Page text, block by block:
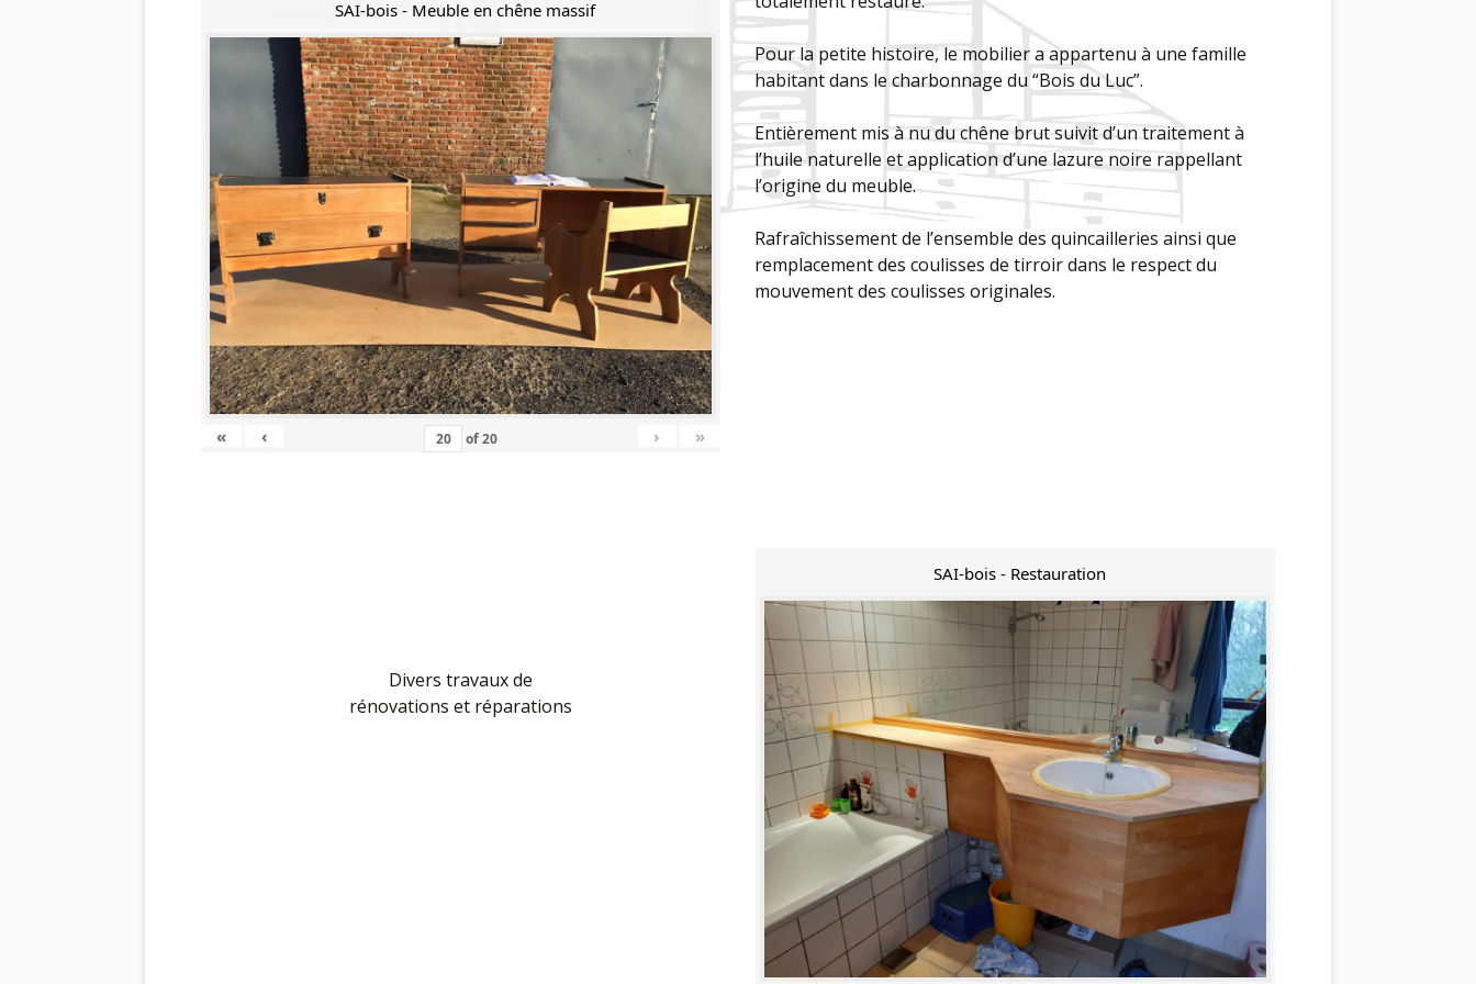
SAI-bois - Meuble en chêne massif
« ‹ of20 › »
Pour la petite histoire, le mobilier a appartenu à une famille
habitant dans le charbonnage du “Bois du Luc”.
Entièrement mis à nu du chêne brut suivit d’un traitement à
l’huile naturelle et application d’une lazure noire rappellant
l’origine du meuble.
Rafraîchissement de l’ensemble des quincailleries ainsi que
remplacement des coulisses de tirroir dans le respect du
mouvement des coulisses originales.
Divers travaux de
rénovations et réparations
SAI-bois - Restauration